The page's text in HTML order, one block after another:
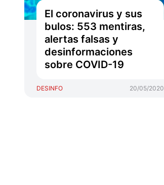
El coronavirus y sus
bulos: 553 mentiras,
alertas falsas y
desinformaciones
sobre COVID-19
DESINFO 20/05/2020